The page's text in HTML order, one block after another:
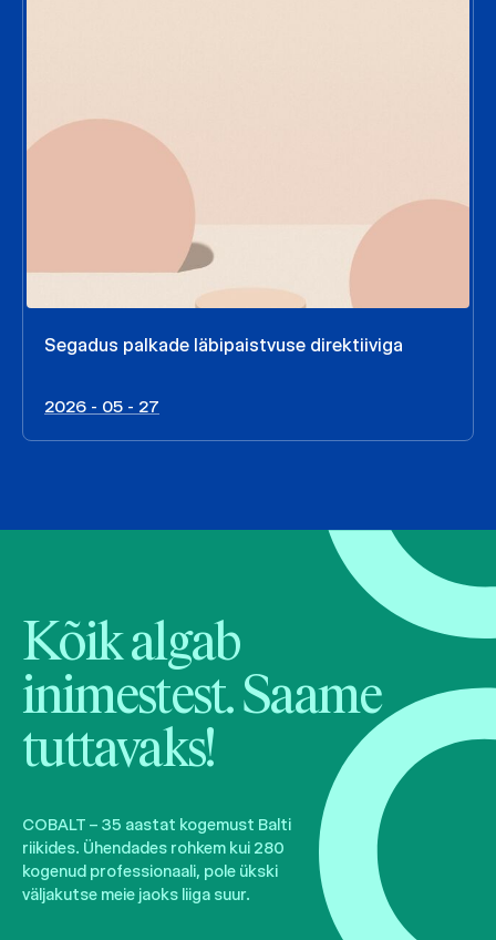
Segadus palkade läbipaistvuse direktiiviga
2026 - 05 - 27
Kõik algab
inimestest. Saame
tuttavaks!
COBALT – 35 aastat kogemust Balti
riikides. Ühendades rohkem kui 280
kogenud professionaali, pole ükski
väljakutse meie jaoks liiga suur.